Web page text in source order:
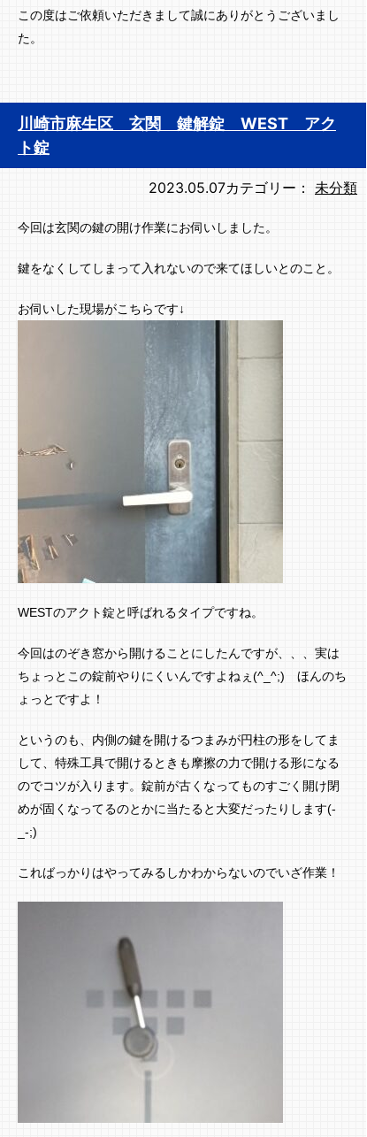
この度はご依頼いただきまして誠にありがとうございまし
た。
川崎市麻生区 玄関 鍵解錠 WEST アク
ト錠
2023.05.07カテゴリー： 未分類
今回は玄関の鍵の開け作業にお伺いしました。
鍵をなくしてしまって入れないので来てほしいとのこと。
お伺いした現場がこちらです↓
WESTのアクト錠と呼ばれるタイプですね。
今回はのぞき窓から開けることにしたんですが、、、実は
ちょっとこの錠前やりにくいんですよねぇ(^_^;) ほんのち
ょっとですよ！
というのも、内側の鍵を開けるつまみが円柱の形をしてま
して、特殊工具で開けるときも摩擦の力で開ける形になる
のでコツが入ります。錠前が古くなってものすごく開け閉
めが固くなってるのとかに当たると大変だったりします(-
_-;)
こればっかりはやってみるしかわからないのでいざ作業！